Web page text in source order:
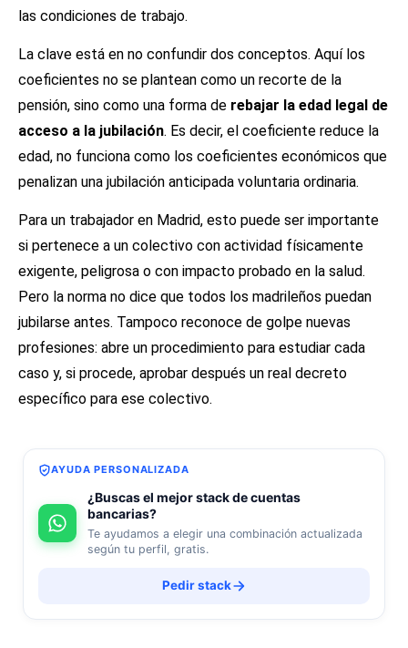
las condiciones de trabajo.
La clave está en no confundir dos conceptos. Aquí los
coeficientes no se plantean como un recorte de la
pensión, sino como una forma de rebajar la edad legal de
acceso a la jubilación. Es decir, el coeficiente reduce la
edad, no funciona como los coeficientes económicos que
penalizan una jubilación anticipada voluntaria ordinaria.
Para un trabajador en Madrid, esto puede ser importante
si pertenece a un colectivo con actividad físicamente
exigente, peligrosa o con impacto probado en la salud.
Pero la norma no dice que todos los madrileños puedan
jubilarse antes. Tampoco reconoce de golpe nuevas
profesiones: abre un procedimiento para estudiar cada
caso y, si procede, aprobar después un real decreto
específico para ese colectivo.
AYUDA PERSONALIZADA
¿Buscas el mejor stack de cuentas
bancarias?
Te ayudamos a elegir una combinación actualizada
según tu perfil, gratis.
Pedir stack